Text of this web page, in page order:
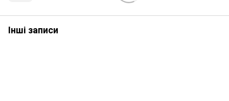
Інші записи